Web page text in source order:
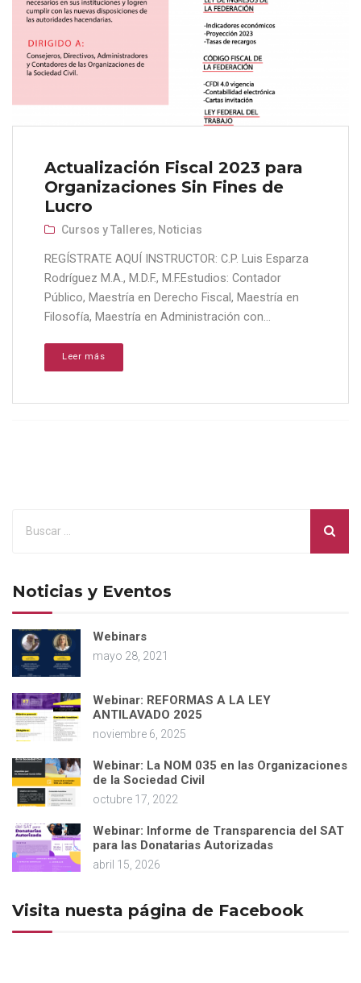
Actualización Fiscal 2023 para
Organizaciones Sin Fines de
Lucro
Cursos y Talleres, Noticias
REGÍSTRATE AQUÍ INSTRUCTOR: C.P. Luis Esparza
Rodríguez M.A., M.D.F., M.F.Estudios: Contador
Público, Maestría en Derecho Fiscal, Maestría en
Filosofía, Maestría en Administración con...
Leer más
Noticias y Eventos
Webinars
mayo 28, 2021
Webinar: REFORMAS A LA LEY
ANTILAVADO 2025
noviembre 6, 2025
Webinar: La NOM 035 en las Organizaciones
de la Sociedad Civil
octubre 17, 2022
Webinar: Informe de Transparencia del SAT
para las Donatarias Autorizadas
abril 15, 2026
Visita nuesta página de Facebook